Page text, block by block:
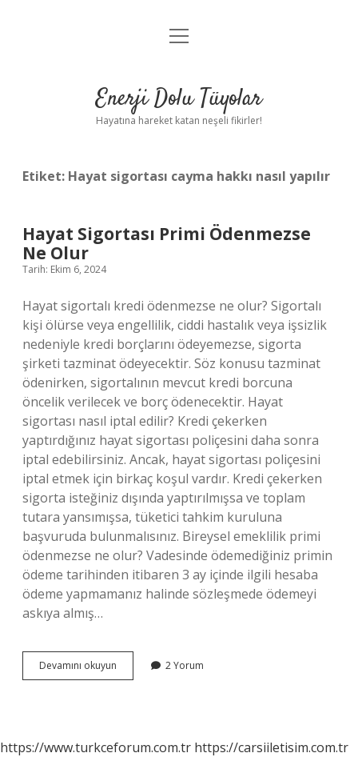
Anasayfa
Yasal Uyarı
menüyü
Enerji Dolu Tüyolar
Hayatına hareket katan neşeli fikirler!
Etiket: Hayat sigortası cayma hakkı nasıl yapılır
Hayat Sigortası Primi Ödenmezse
Ne Olur
Tarih: Ekim 6, 2024
Hayat sigortalı kredi ödenmezse ne olur? Sigortalı
kişi ölürse veya engellilik, ciddi hastalık veya işsizlik
nedeniyle kredi borçlarını ödeyemezse, sigorta
şirketi tazminat ödeyecektir. Söz konusu tazminat
ödenirken, sigortalının mevcut kredi borcuna
öncelik verilecek ve borç ödenecektir. Hayat
sigortası nasıl iptal edilir? Kredi çekerken
yaptırdığınız hayat sigortası poliçesini daha sonra
iptal edebilirsiniz. Ancak, hayat sigortası poliçesini
iptal etmek için birkaç koşul vardır. Kredi çekerken
sigorta isteğiniz dışında yaptırılmışsa ve toplam
tutara yansımışsa, tüketici tahkim kuruluna
başvuruda bulunmalısınız. Bireysel emeklilik primi
ödenmezse ne olur? Vadesinde ödemediğiniz primin
ödeme tarihinden itibaren 3 ay içinde ilgili hesaba
ödeme yapmamanız halinde sözleşmede ödemeyi
askıya almış…
Devamını okuyun
Sigortası
2 Yorum
https://www.turkceforum.com.tr https://carsiiletisim.com.tr